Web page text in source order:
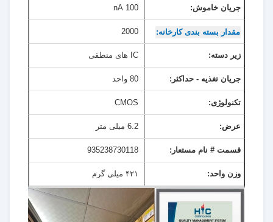
جریان خاموش: 100 nA
مقدار بسته بندی کارخانه: 2000
زیر دسته: IC های منطقی
جریان تغذیه - حداکثر: 80 واحد
تکنولوژی: CMOS
عرض: 6.2 میلی متر
قسمت # نام مستعار: 935238730118
وزن واحد: ۴۲۱ میلی گرم